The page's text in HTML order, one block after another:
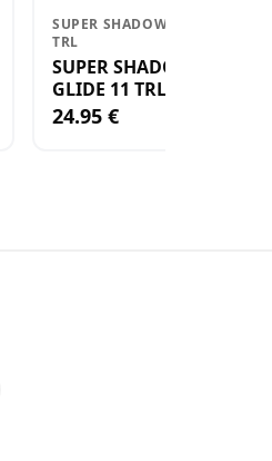
SUPER SHADOW RAP GLIDE 11
TRL
SUPER SHADOW RAP
GLIDE 11 TRL
24.95 €